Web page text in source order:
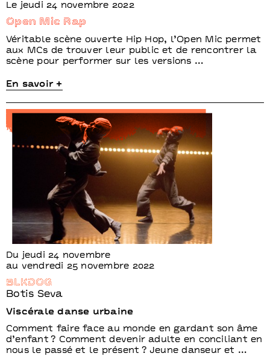
Le jeudi 24 novembre 2022
Open Mic Rap
Véritable scène ouverte Hip Hop, l’Open Mic permet
aux MCs de trouver leur public et de rencontrer la
scène pour performer sur les versions …
En savoir +
Du jeudi 24 novembre
au vendredi 25 novembre 2022
BLKDOG
Botis Seva
Viscérale danse urbaine
Comment faire face au monde en gardant son âme
d’enfant ? Comment devenir adulte en conciliant en
nous le passé et le présent ? Jeune danseur et …